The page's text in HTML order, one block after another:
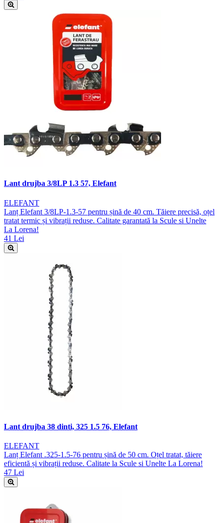
Lant drujba 3/8LP 1.3 57, Elefant
ELEFANT
Lanț Elefant 3/8LP-1.3-57 pentru șină de 40 cm. Tăiere precisă, oțel
tratat termic și vibrații reduse. Calitate garantată la Scule si Unelte
La Lorena!
41 Lei
Lant drujba 38 dinti, 325 1.5 76, Elefant
ELEFANT
Lanț Elefant .325-1.5-76 pentru șină de 50 cm. Oțel tratat, tăiere
eficientă și vibrații reduse. Calitate la Scule si Unelte La Lorena!
47 Lei